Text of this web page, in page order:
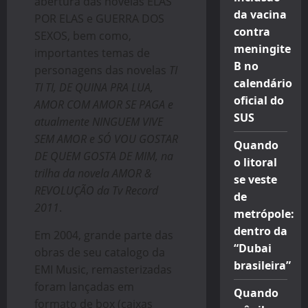
POR ELAS e GUERRA DOS
SEXOS, bem como,
importantes temas de
personagens das novelas TI
TI TI, DE QUINA PRA LUA,
AMOR COM AMOR SE PAGA e
atualmente NINGUEM VIVE
SEM AMOR e SÓ VOU GOSTAR
DE QUEM GOSTA DE MIM, na
trilha da novela AMOR &
REVOLUÇÃO da Tv Record
2011.
Em 2004, grande parte das
obras de seu catalogo da
EMI Music, remasterizadas
foram lançadas em
formato de box (caixas
da vacina
contra
meningite
B no
calendário
oficial do
SUS
Quando
o litoral
se veste
de
metrópole:
dentro da
“Dubai
brasileira”
Quando